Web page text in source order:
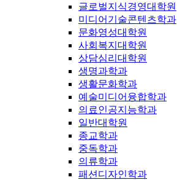
글로벌지식경영대학원
미디어기술콘텐츠학과
문화영성대학원
사회복지대학원
상담심리대학원
생명과학과
생활문화학과
예술미디어융합학과
의료인공지능학과
일반대학원
종교학과
중독학과
의류학과
패션디자인학과